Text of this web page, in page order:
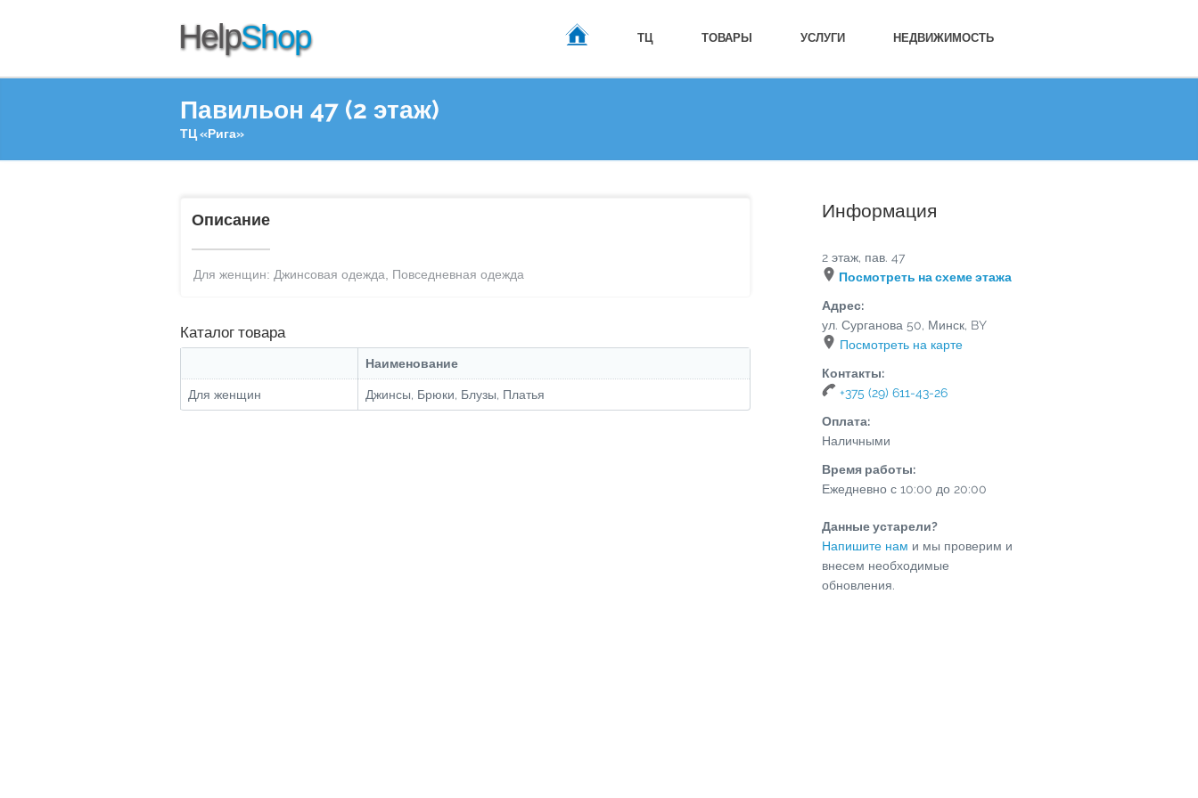
ТЦ ТОВАРЫ УСЛУГИ НЕДВИЖИМОСТЬ
Павильон 47 (2 этаж)
ТЦ «Рига»
Описание
Для женщин: Джинсовая одежда, Повседневная одежда
Каталог товара
Наименование
Для женщин Джинсы, Брюки, Блузы, Платья
Информация
2 этаж, пав. 47
Посмотреть на схеме этажа
Адрес:
ул. Сурганова 50, Минск, BY
Посмотреть на карте
Контакты:
+375 (29) 611-43-26
Оплата:
Наличными
Время работы:
Ежедневно с 10:00 до 20:00
Данные устарели?
Напишите нам и мы проверим и
внесем необходимые
обновления.